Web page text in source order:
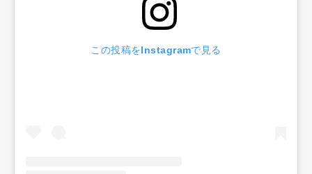
この投稿をInstagramで見る